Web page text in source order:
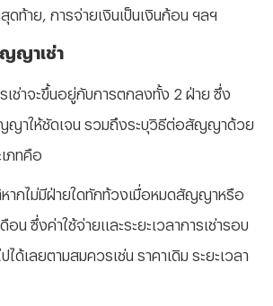
ดท้าย, การจ่ายเงินเป็นเงินก้อน ฯลฯ
ญาเช่า
รเช่าจะขึ้นอยู่กับการตกลงทั้ง 2 ฝ่าย ซึ่ง
ญญาให้ชัดเจน รวมถึงระบุวิธีต่อสัญญาด้วย
ภทคือ
ากไม่มีฝ่ายใดทักท้วงเมื่อหมดสัญญาหรือ
น ซึ่งค่าใช้จ่ายและระยะเวลาการเช่ารอบ
ได้เลยตามสมควรเช่น ราคาเดิม ระยะเวลา